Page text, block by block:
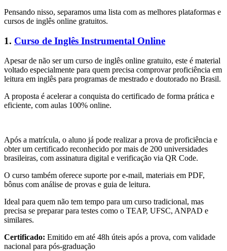
Pensando nisso, separamos uma lista com as melhores plataformas e
cursos de inglês online gratuitos.
1. Curso de Inglês Instrumental Online
Apesar de não ser um curso de inglês online gratuito, este é material
voltado especialmente para quem precisa comprovar proficiência em
leitura em inglês para programas de mestrado e doutorado no Brasil.
A proposta é acelerar a conquista do certificado de forma prática e
eficiente, com aulas 100% online.
Após a matrícula, o aluno já pode realizar a prova de proficiência e
obter um certificado reconhecido por mais de 200 universidades
brasileiras, com assinatura digital e verificação via QR Code.
O curso também oferece suporte por e-mail, materiais em PDF,
bônus com análise de provas e guia de leitura.
Ideal para quem não tem tempo para um curso tradicional, mas
precisa se preparar para testes como o TEAP, UFSC, ANPAD e
similares.
Certificado: Emitido em até 48h úteis após a prova, com validade
nacional para pós-graduação